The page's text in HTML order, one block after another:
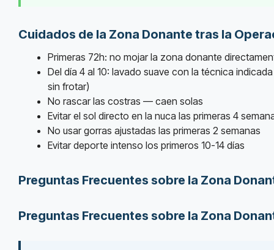
Cuidados de la Zona Donante tras la
Primeras 72h: no mojar la zona donante
Del día 4 al 10: lavado suave con la técnica
sin frotar)
No rascar las costras — caen solas
Evitar el sol directo en la nuca las primeras 4
No usar gorras ajustadas las primeras 2 semanas
Evitar deporte intenso los primeros 10-14 días
Preguntas Frecuentes sobre la Zona
Preguntas Frecuentes sobre la Zona